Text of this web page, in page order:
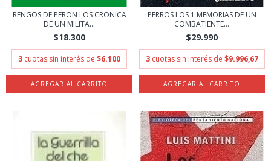
RENGOS DE PERON LOS CRONICA
DE UN MILITA...
$18.300
3 cuotas sin interés de $6.100
PERROS LOS 1 MEMORIAS DE UN
COMBATIENTE...
$29.990
3 cuotas sin interés de $9.996,67